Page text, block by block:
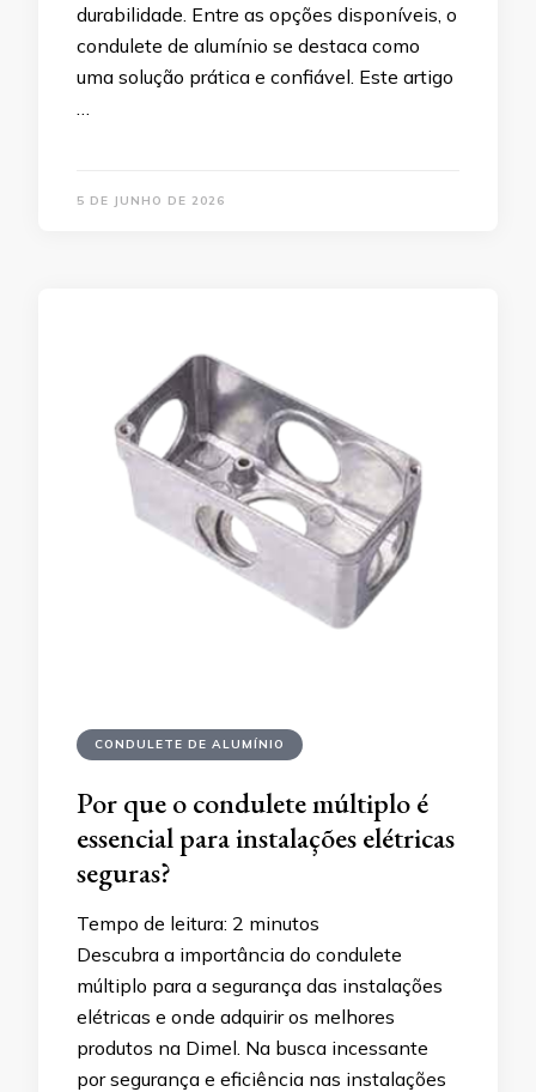
durabilidade. Entre as opções disponíveis, o
condulete de alumínio se destaca como
uma solução prática e confiável. Este artigo
5 DE JUNHO DE 2026
CONDULETE DE ALUMÍNIO
Por que o condulete múltiplo é
essencial para instalações elétricas
seguras?
Tempo de leitura: 2 minutos
Descubra a importância do condulete
múltiplo para a segurança das instalações
elétricas e onde adquirir os melhores
produtos na Dimel. Na busca incessante
por segurança e eficiência nas instalações